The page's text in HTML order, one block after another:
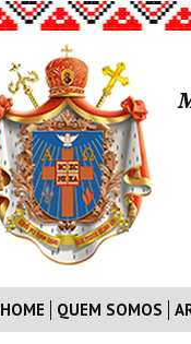
HOME QUEM SOMOS